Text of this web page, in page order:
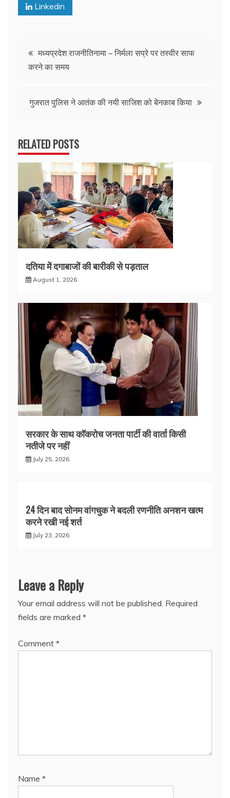
Linkedin
Post
navigation
मध्यप्रदेश राजनीतिनामा – निर्मला सप्रे पर तस्वीर साफ
करने का समय
गुजरात पुलिस ने आतंक की नयी साजिश को बेनकाब किया
RELATED POSTS
दतिया में दगाबाजों की बारीकी से पड़ताल
August 1, 2026
सरकार के साथ कॉकरोच जनता पार्टी की वार्ता किसी
नतीजे पर नहीं
July 25, 2026
24 दिन बाद सोनम वांगचुक ने बदली रणनीति अनशन खत्म
करने रखी नई शर्त
July 23, 2026
Leave a Reply
Your email address will not be published. Required
fields are marked *
Comment *
Name *